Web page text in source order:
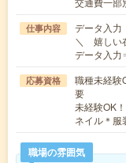
仕事内容
データ入力
＼ 嬉しい
データ入
応募資格
職種未経験
要
未経験OK
ネイル＊
職場の雰囲気